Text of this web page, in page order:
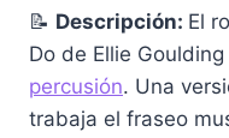
📝 Descripción: El
Do de Ellie
percusión. Una
trabaja el fraseo